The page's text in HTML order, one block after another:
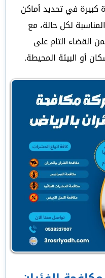
في تحديد أماكن
لكل حالة، مع
القضاء التام على
أو البيئة المحيطة.